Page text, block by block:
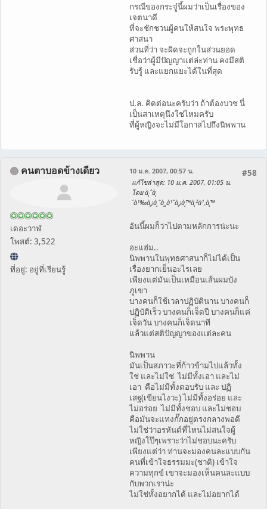
กรณีของกระจู๋นี้ผมว่าเป็นเรื่องของ
เจตนาดี
ที่จะชักชวนผู้คนให้สนใจ พระพุทธ
ศาสนา
ส่วนที่ว่า จะผิดจะถูกในส่วนยอด
เชื่อว่าผู้มีปัญญาแต่ล่ะท่าน คงมีสติ
รับรู้ และแยกแยะได้ในที่สุด
ป.ล. คิดต่อนะครับว่า ถ้าต้องบวช นี่
เป็นสาเหตุนึงใช่ไหมครับ
ที่ผู้หญิงจะไม่มีโอกาสไปถึงนิพพาน
คนตาบอดข้างเดียว
เดอะวาฬ
โพสต์: 3,522
ที่อยู่: อยู่ที่เรียนรู้
#58
10 ม.ค. 2007, 00:57 น.
แก้ไขล่าสุด: 10 ม.ค. 2007, 01:05 น.
โดย à¸ˆà¸
´à¹‰à¸¡à¸ˆà¸¸à¹ˆà¸¡à¸™à¸²à¹‚à¸™
อันนี้ผมก็ว่าไปตามหลักการน่ะนะ
อะแฮ่ม..
นิพพานในพุทธศาสนาก็ไม่ได้เป็น
เรื่องยากเย็นอะไรเลย
เพียงแต่มันเป็นเหมือนเส้นผมบัง
ภูเขา
บางคนก็ใช้เวลาปฏิบัตินาน บางคนก็
ปฏิบัติเร็ว บางคนก็เจ็ดปี บางคนก็แค่
เจ็ดวัน บางคนก็เจ็ดนาที
แล้วแต่สติปัญญาของแต่ละคน
นิพพาน
มันเป็นสภาวะที่ก้าวข้ามไปแล้วทั้ง
ใช่ และไม่ใช่ ไม่มีทั้งเอา และไม่
เอา คือไม่มีทั้งตอบรับ และ ปฏิ
เสฐ(เขียนไงวะ) ไม่มีทั้งอร่อย และ
ไม่อร่อย ไม่มีทั้งชอบ และไม่ชอบ
คือมันจะแทงกั๊กอยู่ตรงกลางพอดี
ไม่ใช่ว่าอรหันต์ที่ไหนไม่สนใจผู้
หญิงโป๊ๆเพราะว่าไม่ชอบนะครับ
เพียงแต่ว่า ท่านจะมองคนละแบบกัน
คนที่เข้าใจธรรมมะ(ชาติ) เข้าใจ
ความทุกข์ เขาจะมองเห็นคนละแบบ
กับพวกเราน่ะ
ไม่ใช่ทั้งอยากได้ และไม่อยากได้